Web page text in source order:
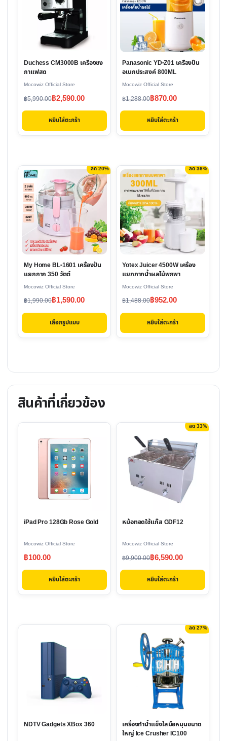
Duchess CM3000B เครื่องชง
กาแฟสด
Mocowiz Official Store
฿5,990.00
Original
price
฿5,990.00.
฿2,590.00
Current
price
฿2,590.00.
หยิบใส่ตะกร้า
Panasonic YD-Z01 เครื่องปั่น
อเนกประสงค์ 800ML
Mocowiz Official Store
฿1,288.00
Original
price
฿1,288.00.
฿870.00
Current
price
฿870.00.
หยิบใส่ตะกร้า
ลด 20%
My Home BL-1601 เครื่องปั่น
แยกกาก 350 วัตต์
Mocowiz Official Store
฿1,990.00
Original
price
฿1,990.00.
฿1,590.00
Current
price
฿1,590.00.
เลือกรูปแบบ
This
product
has
multiple
variants.
The
options
may
on
the
product
ลด 36%
Yotex Juicer 4500W เครื่อง
แยกกากน้ำผลไม้พกพา
Mocowiz Official Store
฿1,488.00
Original
price
฿1,488.00.
฿952.00
Current
price
฿952.00.
หยิบใส่ตะกร้า
สินค้าที่เกี่ยวข้อง
iPad Pro 128Gb Rose Gold
Mocowiz Official Store
฿100.00
หยิบใส่ตะกร้า
ลด 33%
หม้อทอดใช้แก๊ส GDF12
Mocowiz Official Store
฿9,900.00
Original
price
฿9,900.00.
฿6,590.00
Current
price
฿6,590.00.
หยิบใส่ตะกร้า
NDTV Gadgets XBox 360
multiple
variants.
may
ลด 27%
เครื่องทำน้ำแข็งใสมือหมุนขนาด
ใหญ่ Ice Crusher IC100